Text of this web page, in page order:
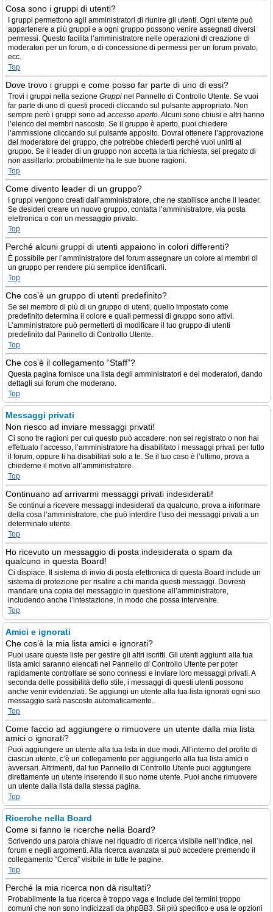
Cosa sono i gruppi di utenti?
I gruppi permettono agli amministratori di riunire gli utenti. Ogni utente può
appartenere a più gruppi e a ogni gruppo possono venire assegnati diversi
permessi. Questo facilita l’amministratore nelle operazioni di creazione di
moderatori per un forum, o di concessione di permessi per un forum privato,
ecc.
Top
Dove trovo i gruppi e come posso far parte di uno di essi?
Trovi i gruppi nella sezione Gruppi nel Pannello di Controllo Utente. Se vuoi
far parte di uno di questi procedi cliccando sul pulsante appropriato. Non
sempre però i gruppi sono ad accesso aperto. Alcuni sono chiusi e altri hanno
l’elenco dei membri nascosto. Se il gruppo è aperto, puoi chiedere
l’ammissione cliccando sul pulsante apposito. Dovrai ottenere l’approvazione
del moderatore del gruppo, che potrebbe chiederti perché vuoi unirti al
gruppo. Se il leader di un gruppo non accetta la tua richiesta, sei pregato di
non assillarlo: probabilmente ha le sue buone ragioni.
Top
Come divento leader di un gruppo?
I gruppi vengono creati dall’amministratore, che ne stabilisce anche il leader.
Se desideri creare un nuovo gruppo, contatta l’amministratore, via posta
elettronica o con un messaggio privato.
Top
Perché alcuni gruppi di utenti appaiono in colori differenti?
È possibile per l’amministratore del forum assegnare un colore ai membri di
un gruppo per rendere più semplice identificarli.
Top
Che cos’è un gruppo di utenti predefinito?
Se sei membro di più di un gruppo di utenti, quello impostato come
predefinito determina il colore e quali permessi di gruppo sono attivi.
L’amministratore può permetterti di modificare il tuo gruppo di utenti
predefinito dal Pannello di Controllo Utente.
Top
Che cos’è il collegamento “Staff”?
Questa pagina fornisce una lista degli amministratori e dei moderatori, dando
dettagli sui forum che moderano.
Top
Messaggi privati
Non riesco ad inviare messaggi privati!
Ci sono tre ragioni per cui questo può accadere: non sei registrato o non hai
effettuato l’accesso, l’amministratore ha disabilitato i messaggi privati per tutto
il forum, oppure li ha disabilitati solo a te. Se il tuo caso è l’ultimo, prova a
chiederne il motivo all’amministratore.
Top
Continuano ad arrivarmi messaggi privati indesiderati!
Se continui a ricevere messaggi indesiderati da qualcuno, prova a informare
della cosa l’amministratore, che può interdire l’uso dei messaggi privati a un
determinato utente.
Top
Ho ricevuto un messaggio di posta indesiderata o spam da
qualcuno in questa Board!
Ci dispiace. Il sistema di invio di posta elettronica di questa Board include un
sistema di protezione per risalire a chi manda questi messaggi. Dovresti
mandare una copia del messaggio in questione all’amministratore,
includendo anche l’intestazione, in modo che possa intervenire.
Top
Amici e ignorati
Che cos’è la mia lista amici e ignorati?
Puoi usare queste liste per gestire gli altri iscritti. Gli utenti aggiunti alla tua
lista amici saranno elencati nel Pannello di Controllo Utente per poter
rapidamente controllare se sono connessi e inviare loro messaggi privati. A
seconda delle possibilità dello stile, i messaggi di questi utenti possono
anche venir evidenziati. Se aggiungi un utente alla tua lista ignorati ogni suo
messaggio sarà nascosto automaticamente.
Top
Come faccio ad aggiungere o rimuovere un utente dalla mia lista
amici o ignorati?
Puoi aggiungere un utente alla tua lista in due modi. All’interno del profilo di
ciascun utente, c’è un collegamento per aggiungerlo alla tua lista amici o
avversari. Altrimenti, dal tuo Pannello di Controllo Utente puoi aggiungere
direttamente un utente inserendo il suo nome utente. Puoi anche rimuovere
un utente dalla lista dalla stessa pagina.
Top
Ricerche nella Board
Come si fanno le ricerche nella Board?
Scrivendo una parola chiave nel riquadro di ricerca visibile nell’Indice, nei
forum e negli argomenti. Alla ricerca avanzata si può accedere premendo il
collegamento “Cerca” visibile in tutte le pagine.
Top
Perché la mia ricerca non dà risultati?
Probabilmente la tua ricerca è troppo vaga e include dei termini troppo
comuni che non sono indicizzati da phpBB3. Sii più specifico e usa le opzioni